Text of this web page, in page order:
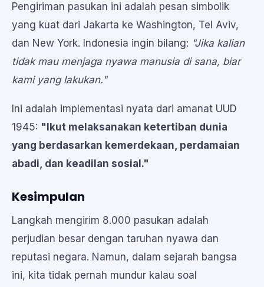
Pengiriman pasukan ini adalah pesan simbolik
yang kuat dari Jakarta ke Washington, Tel Aviv,
dan New York. Indonesia ingin bilang: "Jika kalian
tidak mau menjaga nyawa manusia di sana, biar
kami yang lakukan."
Ini adalah implementasi nyata dari amanat UUD
1945: "Ikut melaksanakan ketertiban dunia
yang berdasarkan kemerdekaan, perdamaian
abadi, dan keadilan sosial."
Kesimpulan
Langkah mengirim 8.000 pasukan adalah
perjudian besar dengan taruhan nyawa dan
reputasi negara. Namun, dalam sejarah bangsa
ini, kita tidak pernah mundur kalau soal